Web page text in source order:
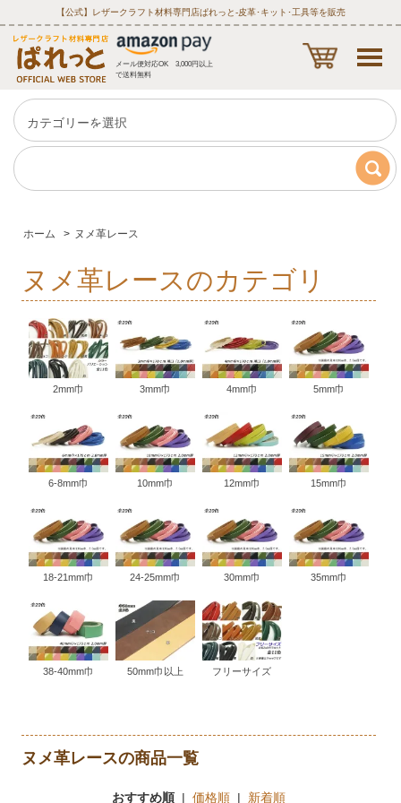
【公式】レザークラフト材料専門店ぱれっと‐皮革･キット･工具等を販売
メール便対応OK 3,000円以上
で送料無料
ホーム > ヌメ革レース
ヌメ革レースのカテゴリ
2mm巾 3mm巾 4mm巾 5mm巾
6-8mm巾 10mm巾 12mm巾 15mm巾
18-21mm巾 24-25mm巾 30mm巾 35mm巾
38-40mm巾 50mm巾以上 フリーサイズ
ヌメ革レースの商品一覧
おすすめ順| 価格順| 新着順